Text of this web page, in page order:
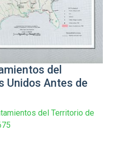
del
Unidos Antes de
del Territorio de